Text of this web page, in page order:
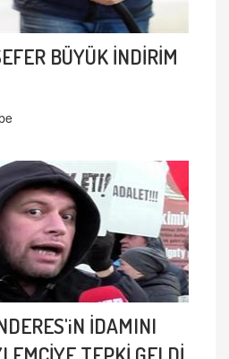
BÜYÜK İNDİRİM
İDAMINI
TEPKİ GELDİ